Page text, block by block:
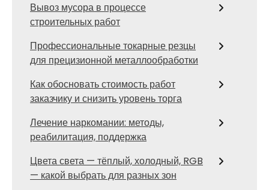
Вывоз мусора в процессе
строительных работ
Профессиональные токарные резцы
для прецизионной металлообработки
Как обосновать стоимость работ
заказчику и снизить уровень торга
Лечение наркомании: методы,
реабилитация, поддержка
Цвета света — тёплый, холодный, RGB
— какой выбрать для разных зон